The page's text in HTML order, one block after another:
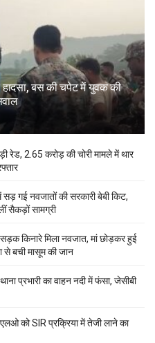
हादसा, बस की चपेट में युवक की
रेड, 2.65 करोड़ की चोरी मामले में थार
गई नवजातों की सरकारी बेबी किट,
सैकड़ों सामग्री
किनारे मिला नवजात, मां छोड़कर हुई
से बची मासूम की जान
प्रभारी का वाहन नदी में फंसा, जेसीबी
को SIR प्रक्रिया में तेजी लाने का